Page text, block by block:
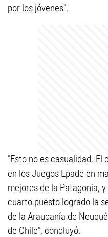
por los jóvenes".
"Esto no es casualidad.
en los Juegos Epade en
mejores de la Patagonia,
cuarto puesto logrado la
de la Araucanía de
de Chile", concluyó.